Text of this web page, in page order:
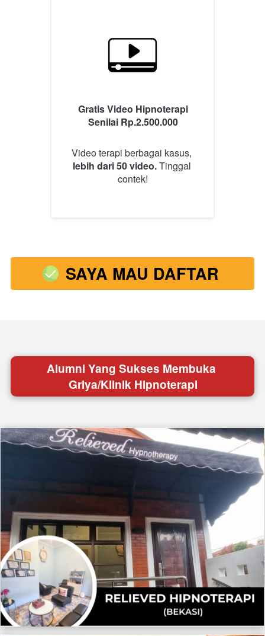
Gratis Video Hipnoterapi
Senilai Rp.2.500.000
lebih dari 50 video. Tinggal
contek!
` SAYA MAU DAFTAR
Alumni Yang Sukses Membuka
Griya/Klinik Hipnoterapi